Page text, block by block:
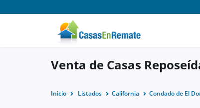
Venta de Casas
Inicio Listados California Condado de El